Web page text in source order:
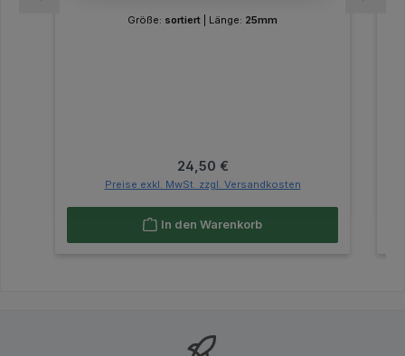
Größe: sortiert Länge: 25mm
Regulärer Preis:
24,50 €
Preise exkl. MwSt. zzgl. Versandkosten
In den Warenkorb